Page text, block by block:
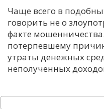
Чаще всего в
говорить не о
факте
потерпевшему
утраты денежных
неполученных